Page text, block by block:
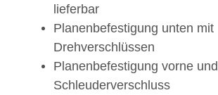
lieferbar
Planenbefestigung unten mit
Drehverschlüssen
Planenbefestigung vorne
Schleuderverschluss